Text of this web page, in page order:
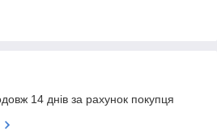
14 днів за рахунок покупця